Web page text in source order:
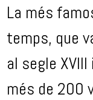
La més
temps, que
al segle
més de 200